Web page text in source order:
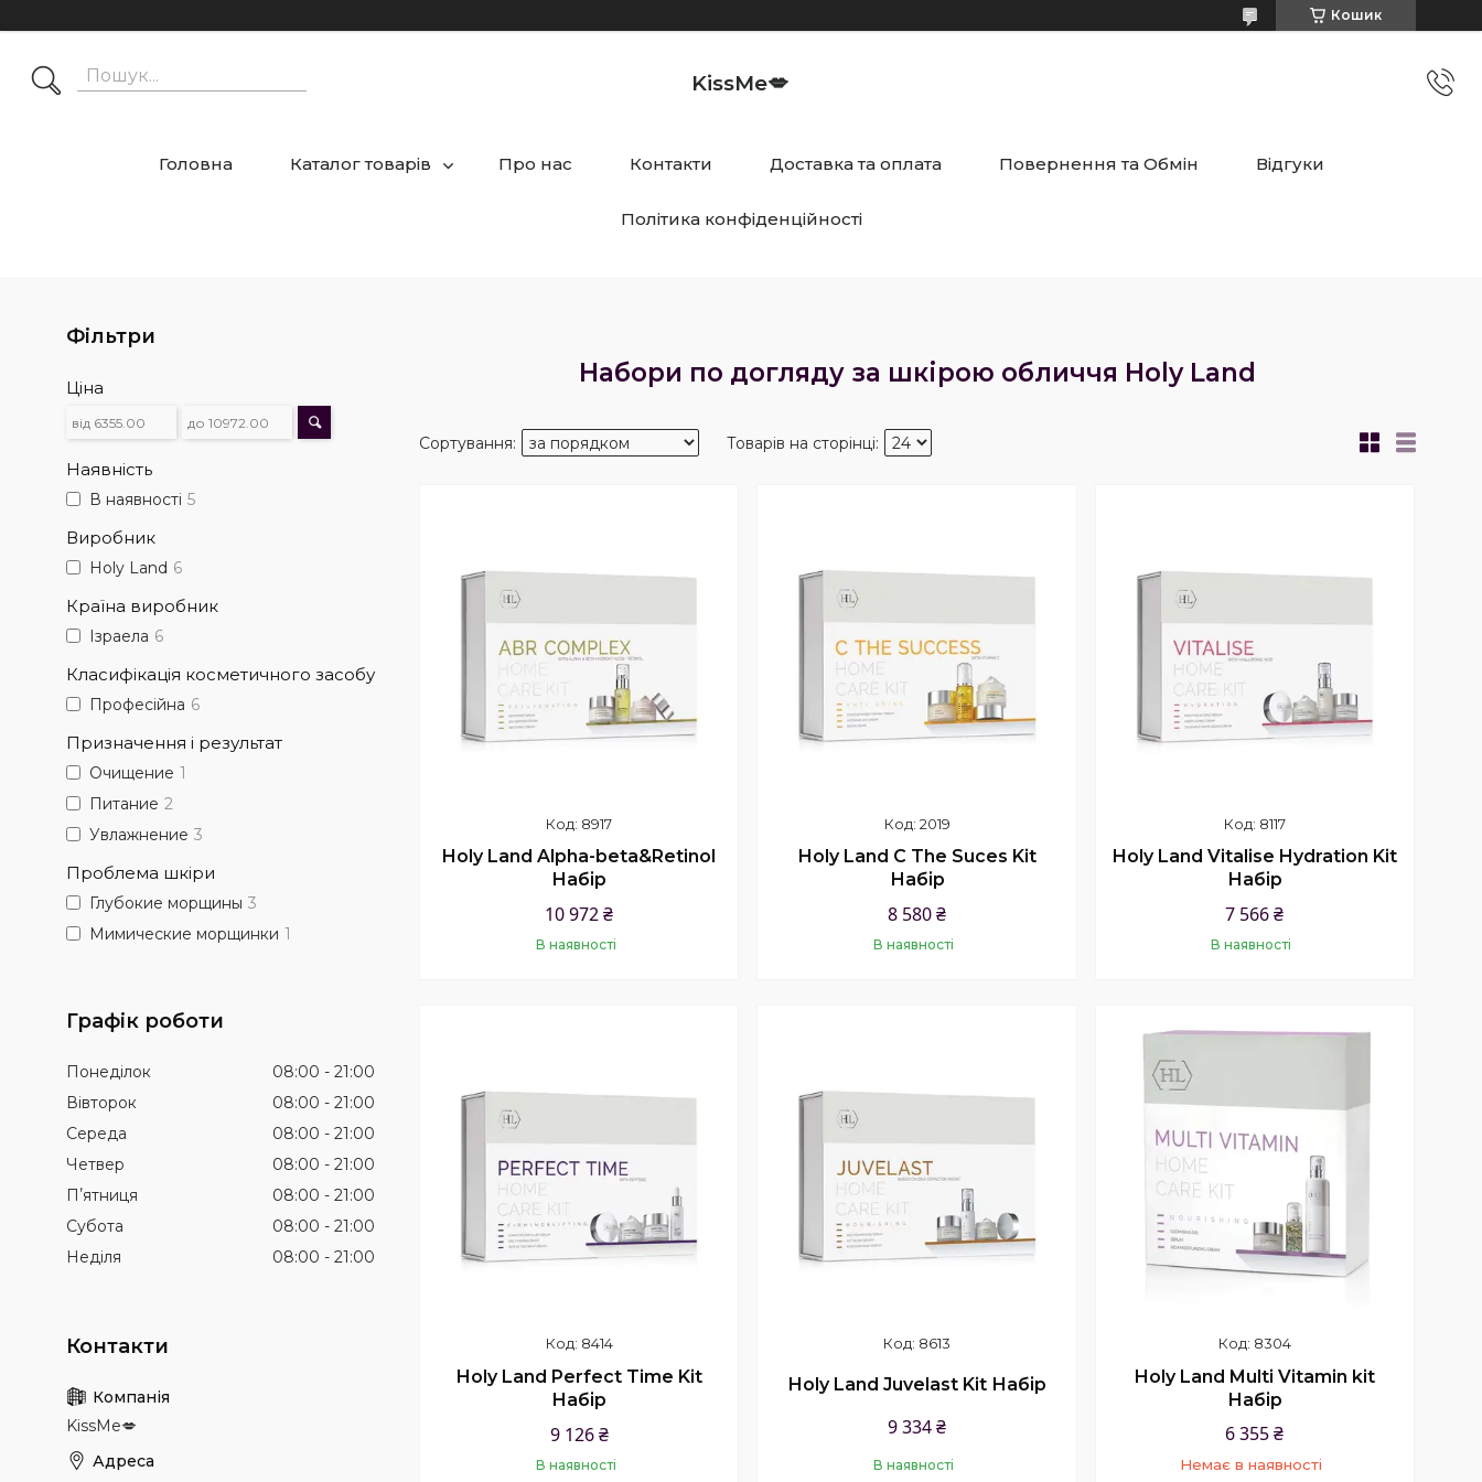
Кошик
KissMe💋
Головна Каталог товарів Про нас Контакти Доставка та оплата Повернення та Обмін Відгуки
Політика конфіденційності
Набори по догляду за шкірою обличчя Holy Land
8917
Holy Land Alpha-beta&Retinol
Набір
10 972 ₴
В наявності
2019
Holy Land C The Suces Kit
Набір
8 580 ₴
В наявності
8117
Holy Land Vitalise Hydration Kit
Набір
7 566 ₴
В наявності
8414
Holy Land Perfect Time Kit
Набір
9 126 ₴
В наявності
8613
Holy Land Juvelast Kit Набір
9 334 ₴
В наявності
8304
Holy Land Multi Vitamin kit
Набір
6 355 ₴
Немає в наявності
Фільтри
Ціна
Наявність
В наявності 5
Виробник
Holy Land 6
Країна виробник
Ізраела 6
Класифікація косметичного засобу
Професійна 6
Призначення і результат
Очищение 1
Питание 2
Увлажнение 3
Проблема шкіри
Глубокие морщины 3
Мимические морщинки 1
Графік роботи
Понеділок 08:00
21:00
Вівторок
08:00
21:00
Середа
08:00
21:00
Четвер
08:00
21:00
Пʼятниця
08:00
21:00
Субота
08:00
21:00
Неділя
08:00 21:00
KissMe💋